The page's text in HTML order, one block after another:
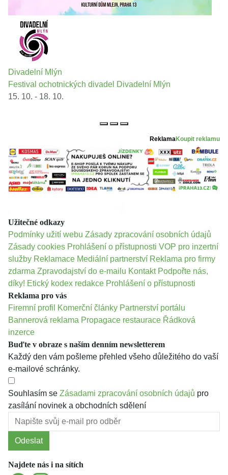
Divadelní Mlýn
Festival ochotnických divadel Divadelní Mlýn
15. 10. - 18. 10.
ReklamaKoupit reklamu
Užitečné odkazy
Podmínky užití webu Zásady zpracování osobních údajů
Zásady cookies Prohlášení o přístupnosti VOP pro inzertní
služby Reklamace Mediální partnerství Reklama pro firmy
zdarma Zpravodajství do e-mailu Kontakt Podpořte nás,
díky! Etický kodex redakce Prohlášení o přístupnosti
Reklama pro vás
Firemní profil
Komerční články Partnerství portálu
Bannerová reklama Propagace restaurace Řádková
inzerce
Buďte v obraze s naším denním newsletterem
Každý den vám pošleme přehled všeho důležitého do vaší
e-mailové schránky.
Souhlasím se Zásadami zpracování osobních údajů pro
zasílání novinek a obchodních sdělení
Odeslat
Najdete nás i na sítích